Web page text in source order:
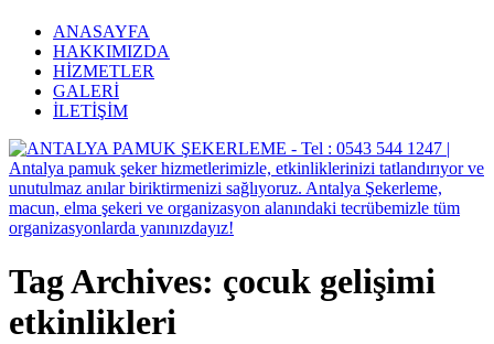
ANASAYFA
HAKKIMIZDA
HİZMETLER
GALERİ
İLETİŞİM
Tag Archives: çocuk gelişimi
etkinlikleri